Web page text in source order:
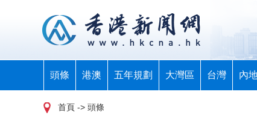
頭條 港澳 五年規劃 大灣區 台灣 內
首頁 -> 頭條